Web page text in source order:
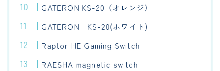
GATERON KS-20（オレンジ）
GATERON KS-20(ホワイト)
Raptor HE Gaming Switch
RAESHA magnetic switch